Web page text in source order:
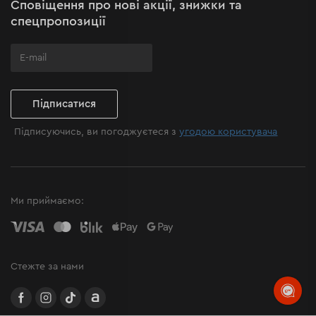
Поширені запитання
Сповіщення про нові акції, знижки та
спецпропозиції
Підписатися
Підписуючись, ви погоджуєтеся зугодою користувача
Ми приймаємо:
Стежте за нами
facebookinstagramTikTokAllegro